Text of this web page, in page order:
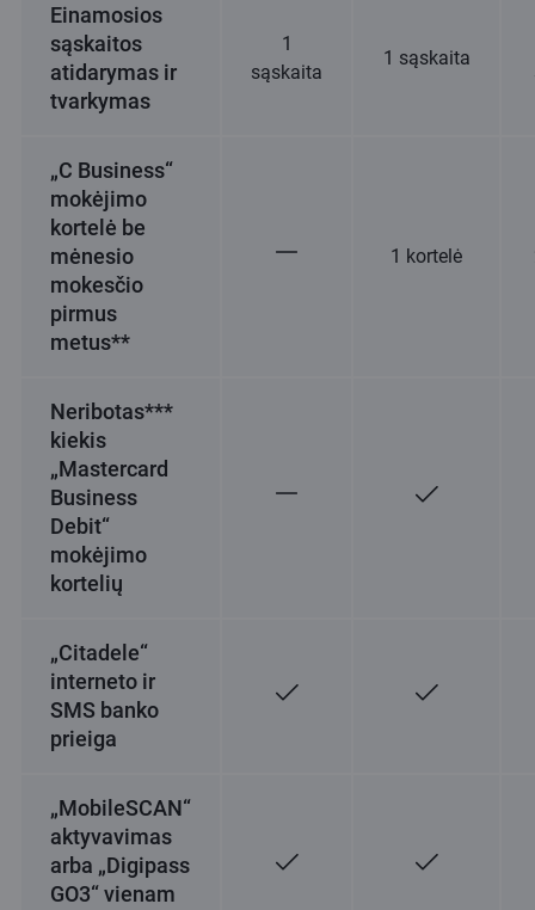
Einamosios
sąskaitos
atidarymas ir
tvarkymas
1
sąskaita
1 sąskaita
„C Business“
mokėjimo
kortelė be
mėnesio
mokesčio
pirmus
metus**
1 kortelė
Neribotas***
kiekis
„Mastercard
Business
Debit“
mokėjimo
kortelių
„Citadele“
interneto ir
SMS banko
prieiga
„MobileSCAN“
aktyvavimas
arba „Digipass
GO3“ vienam